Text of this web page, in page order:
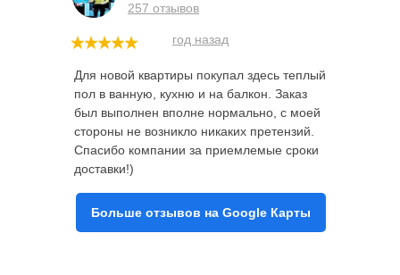
257 отзывов
год назад
Для новой квартиры покупал здесь теплый
пол в ванную, кухню и на балкон. Заказ
был выполнен вполне нормально, с моей
стороны не возникло никаких претензий.
Спасибо компании за приемлемые сроки
доставки!)
Больше отзывов на Google Карты